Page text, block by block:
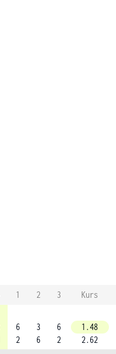
1 2 3
Kurs
6
2
3
6
6
2
1.48
2.62